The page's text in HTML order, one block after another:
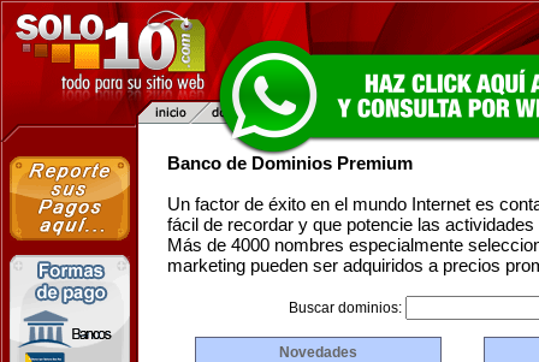
Banco de Dominios Premium
Un factor de éxito en el mundo Internet es
fácil de recordar y que potencie las
Más de 4000 nombres especialmente
marketing pueden ser adquiridos a precios
Buscar dominios:
Novedades